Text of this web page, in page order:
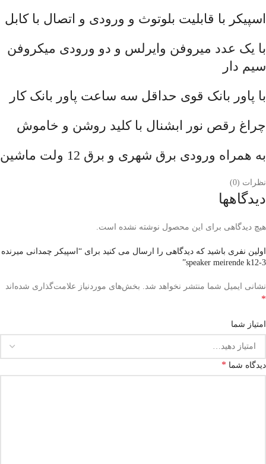
اسپیکر با قابلیت بلوتوث و ورودی و اتصال با کابل
با یک عدد میروفن وایرلس و دو ورودی میکروفن
سیم دار
با پاور بانک قوی حداقل سه ساعت پاور بانک کار
چراغ رقص نور ابشنال با کلید روشن و خاموش
به همراه ورودی برق شهری و برق 12 ولت ماشین
نظرات (0)
دیدگاهها
هیچ دیدگاهی برای این محصول نوشته نشده است.
اولین نفری باشید که دیدگاهی را ارسال می کنید برای “اسپیکر چمدانی میرنده
speaker meirende k12-3”
نشانی ایمیل شما منتشر نخواهد شد. بخش‌های موردنیاز علامت‌گذاری شده‌اند
*
امتیاز شما
دیدگاه شما *